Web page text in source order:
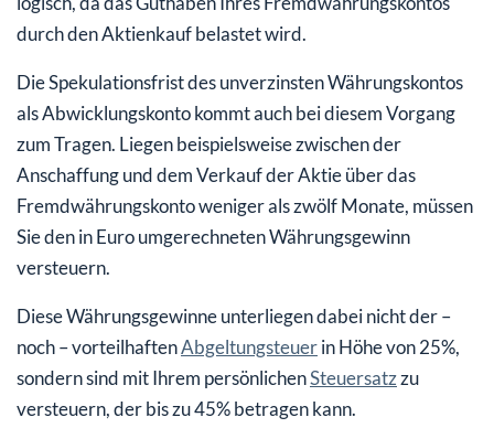
durch den Aktienkauf belastet wird.
Die Spekulationsfrist des unverzinsten Währungskontos
als Abwicklungskonto kommt auch bei diesem Vorgang
zum Tragen. Liegen beispielsweise zwischen der
Anschaffung und dem Verkauf der Aktie über das
Fremdwährungskonto weniger als zwölf Monate, müssen
Sie den in Euro umgerechneten Währungsgewinn
versteuern.
Diese Währungsgewinne unterliegen dabei nicht der –
noch – vorteilhaftenAbgeltungsteuerin Höhe von 25%,
sondern sind mit Ihrem persönlichenSteuersatzzu
versteuern, der bis zu 45% betragen kann.